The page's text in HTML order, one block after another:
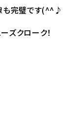
も完璧です(^^♪
ズクローク！